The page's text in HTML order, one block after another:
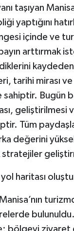
taşıyan
yaptığını
içinde ve
arttırmak
tarihi mirası
Bugün
geliştirilmesi
Tüm
değerini
stratejiler
haritası